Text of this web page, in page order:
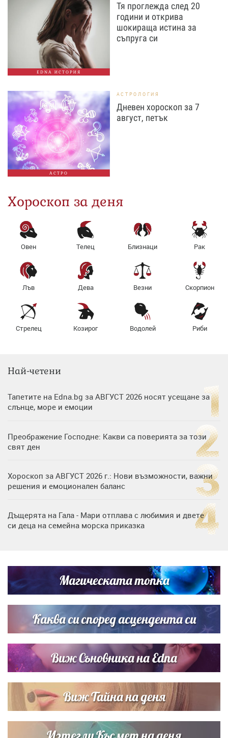
EDNA ИСТОРИЯ
Тя проглежда след 20
години и открива
шокираща истина за
съпруга си
АСТРО
АСТРОЛОГИЯ
Дневен хороскоп за 7
август, петък
Хороскоп за деня
Овен Телец Близнаци Рак
Лъв Дева Везни Скорпион
Стрелец Козирог Водолей Риби
Най-четени
Тапетите на Edna.bg за АВГУСТ 2026 носят усещане за
слънце, море и емоции
Преображение Господне: Какви са поверията за този
свят ден
Хороскоп за АВГУСТ 2026 г.: Нови възможности, важни
решения и емоционален баланс
Дъщерята на Гала - Мари отплава с любимия и двете
си деца на семейна морска приказка
Братя Аргирови я изненадаха с песен
„Тук сме най-щастливи“: Радина Кърджилова и Пламен
Димов издадоха своето любимо място
Магическата топка
Каква си според асцендента си
Виж Съновника на Edna
Виж Тайна на деня